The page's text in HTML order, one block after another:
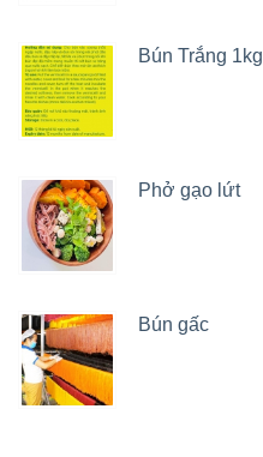
Bún Trắng 1kg
Phở gạo lứt
Bún gấc